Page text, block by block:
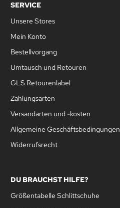
SERVICE
Unsere Stores
Mein Konto
Bestellvorgang
Umtausch und Retouren
GLS Retourenlabel
Zahlungsarten
Versandarten und -kosten
Allgemeine Geschäftsbedingungen
Widerrufsrecht
DU BRAUCHST HILFE?
Größentabelle Schlittschuhe